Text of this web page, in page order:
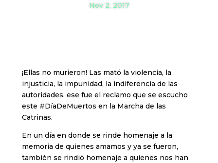
Nov 2, 2017
¡Ellas no murieron! Las mató la violencia, la
injusticia, la impunidad, la indiferencia de las
autoridades, ese fue el reclamo que se escucho
este #DíaDeMuertos en la Marcha de las
Catrinas.
En un día en donde se rinde homenaje a la
memoria de quienes amamos y ya se fueron,
también se rindió homenaje a quienes nos han